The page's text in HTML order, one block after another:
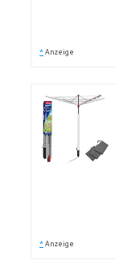
* Anzeige
* Anzeige